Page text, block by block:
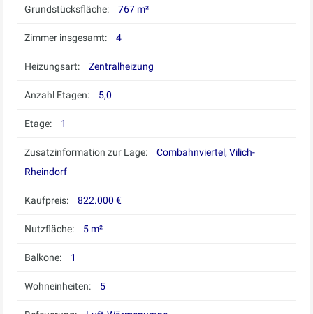
Grundstücksfläche: 767 m²
Zimmer insgesamt: 4
Heizungsart: Zentralheizung
Anzahl Etagen: 5,0
Etage: 1
Zusatzinformation zur Lage:
Combahnviertel, Vilich-
Rheindorf
Kaufpreis: 822.000 €
Nutzfläche: 5 m²
Balkone: 1
Wohneinheiten: 5